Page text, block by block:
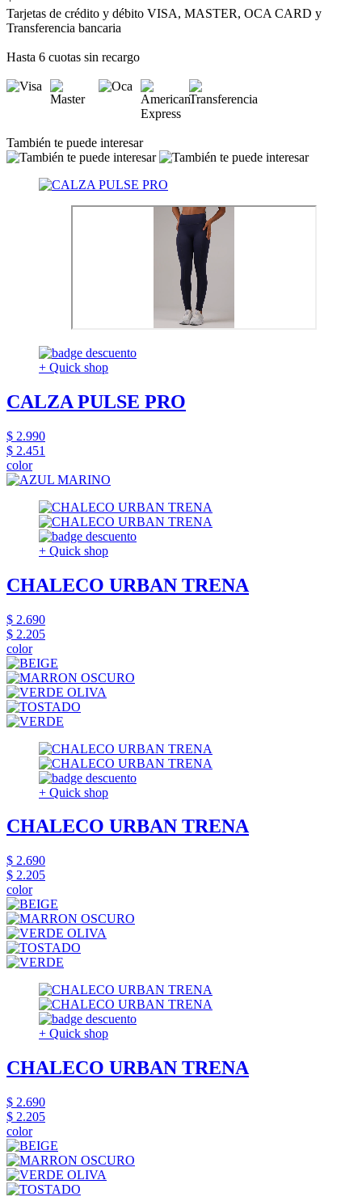
Tarjetas de crédito y débito VISA, MASTER, OCA CARD y
Transferencia bancaria
Hasta 6 cuotas sin recargo
También te puede interesar
+ Quick shop
CALZA PULSE PRO
$ 2.990
$ 2.451
color
+ Quick shop
CHALECO URBAN TRENA
$ 2.690
$ 2.205
color
+ Quick shop
CHALECO URBAN TRENA
$ 2.690
$ 2.205
color
+ Quick shop
CHALECO URBAN TRENA
$ 2.690
$ 2.205
color